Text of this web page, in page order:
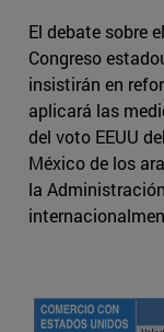
El debate sobre
Congreso
insistirán en
aplicará las
del voto EEUU
México de los
la